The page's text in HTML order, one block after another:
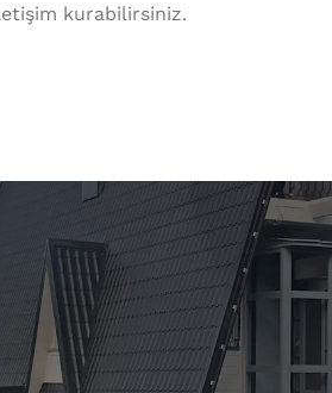
kurabilirsiniz.